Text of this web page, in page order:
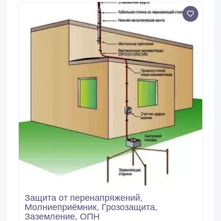
ХР-08-V2A 800 017 КН-ХР-10-V2A 800 019 КЦ-ХР-08
800 020 КЦ-ХР-10 800 021 КМ-ХР-06 800 022 КМ-
ХР-08 800 023 ПН-ХР-3030 810 000 КС-ХР-Э 810
001 КС-ХР-Г 810 004 СЦП-ХР-15-16 810 005 СН-
ХР-15-16 810 006 СМП-ХР-12-14 810 007 СМП-
ХР-15-14 810 008 СМП-ХР-12-17 810 009 СМП-
ХР-15-17 810 011 СМ-ХР-12-15-Ш 810 015 СМ-
ХР-12-20-Ш 810 016 МЛ-ХР-58 810 017 МЛ-ХР-58
810 018 МЛ-ХР-34 810 019 МН-ХР-58 810 020 ШБ-
ХР-10 810 021 НС-ХР-58 810 022 НС-ХР-34 810 024
810 027 ГУ-ХР-34 810 028 ГУН-ХР-10 810 029 НП-
ХР-1 810 030 ЗУЛ-ХР-16 810 031 ЗУЛ-ХР-17 810 032
ЗУЛ-ХР-4040 810 033 ЗУЦ-ХР-4040 810 034 ЗУН-
ХР-17 810 035 ЗЭМ-ХР-3-В 810 036 ЗЭМ-ХР-6-В 810
037 ЗЭМ-ХР-3-Г 810 038 ЗЭМ-ХР-6-Г 810 039 ЗЭН-
ХР-3-В 810 040 ЗЭН-ХР-6-В 810 041 ЗЭН-ХР-3-Г 810
042 ЗЭН-ХР-6-Г 810 043 МОЗ-ХР-16 810 044 ПЭА-
Защита от перенапряжений,
Молниеприёмник, Грозозащита,
Заземление, ОПН